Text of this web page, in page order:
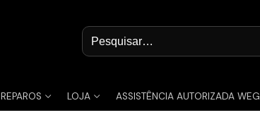
Pesquisar
por:
REPAROS LOJA ASSISTÊNCIA AUTORIZADA WEG